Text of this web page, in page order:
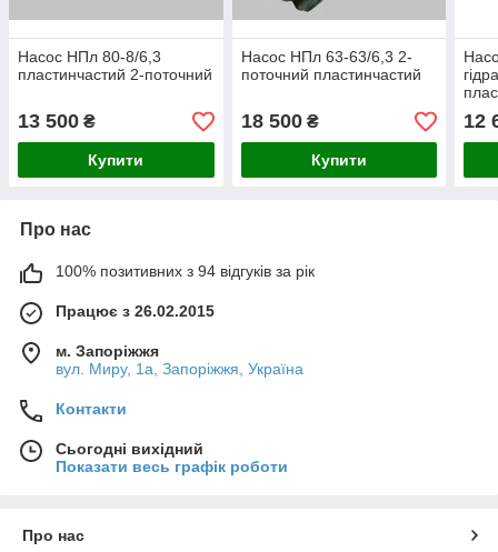
Насос НПл 80-8/6,3
пластинчастий 2-поточний
13 500 ₴
Купити
Насос НПл 63-63/6,3 2-
поточний пластинчастий
18 500₴
Купити
12
Про нас
100% позитивних з 94 відгуків за рік
Працює з 26.02.2015
м. Запоріжжя
вул. Миру, 1а, Запоріжжя, Україна
Контакти
Сьогодні вихідний
Показати весь графік роботи
Про нас